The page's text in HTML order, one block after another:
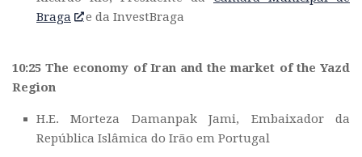
Braga
e da InvestBraga
10:25 The economy of Iran and the market of the Yazd
Region
H.E. Morteza Damanpak Jami, Embaixador da
República Islâmica do Irão em Portugal